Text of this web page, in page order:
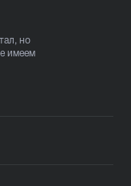
но
имеем